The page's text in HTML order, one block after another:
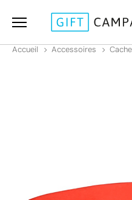
Accueil Accessoires